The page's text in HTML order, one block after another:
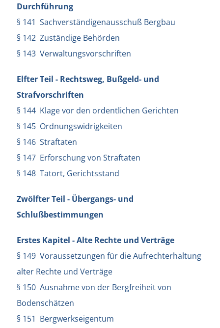
Durchführung
§ 141 Sachverständigenausschuß Bergbau
§ 142 Zuständige Behörden
§ 143 Verwaltungsvorschriften
Elfter Teil - Rechtsweg, Bußgeld- und
Strafvorschriften
§ 144 Klage vor den ordentlichen Gerichten
§ 145 Ordnungswidrigkeiten
§ 146 Straftaten
§ 147 Erforschung von Straftaten
§ 148 Tatort, Gerichtsstand
Zwölfter Teil - Übergangs- und
Schlußbestimmungen
Erstes Kapitel - Alte Rechte und Verträge
§ 149 Voraussetzungen für die Aufrechterhaltung
alter Rechte und Verträge
§ 150 Ausnahme von der Bergfreiheit von
Bodenschätzen
§ 151 Bergwerkseigentum